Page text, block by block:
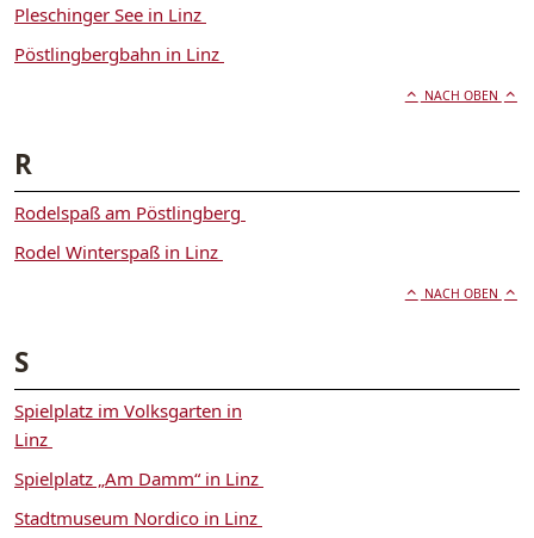
Pleschinger See in Linz
Pöstlingbergbahn in Linz
NACH OBEN
R
Rodelspaß am Pöstlingberg
Rodel Winterspaß in Linz
NACH OBEN
S
Spielplatz im Volksgarten in
Linz
Spielplatz „Am Damm“ in Linz
Stadtmuseum Nordico in Linz